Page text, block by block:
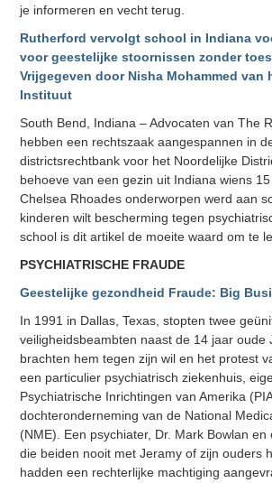
je informeren en vecht terug.
Rutherford vervolgt school in Indiana
voor geestelijke stoornissen zonder
Vrijgegeven door Nisha Mohammed van
Instituut
South Bend, Indiana – Advocaten van The
hebben een rechtszaak aangespannen in
districtsrechtbank voor het Noordelijke
behoeve van een gezin uit Indiana wiens
Chelsea Rhoades onderworpen werd aan
kinderen wilt bescherming tegen
school is dit artikel de moeite waard om te
PSYCHIATRISCHE FRAUDE
Geestelijke gezondheid Fraude: Big
In 1991 in Dallas, Texas, stopten twee
veiligheidsbeambten naast de 14 jaar oude
brachten hem tegen zijn wil en het protest
een particulier psychiatrisch ziekenhuis,
Psychiatrische Inrichtingen van Amerika
dochteronderneming van de National
(NME). Een psychiater, Dr. Mark Bowlan
die beiden nooit met Jeramy of zijn ouders
hadden een rechterlijke machtiging